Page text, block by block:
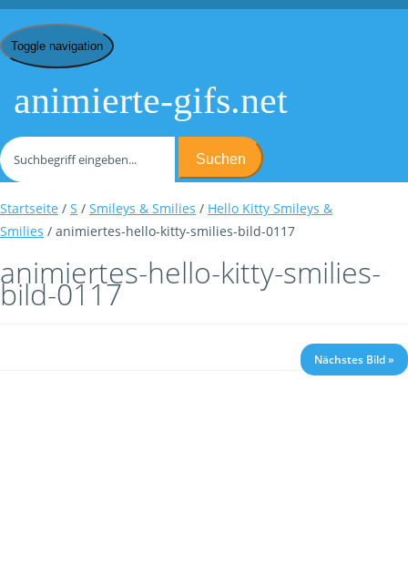
Toggle navigation
animierte-gifs.net
Suchen
Startseite / S / Smileys & Smilies / Hello Kitty Smileys &
Smilies / animiertes-hello-kitty-smilies-bild-0117
animiertes-hello-kitty-smilies-
bild-0117
Nächstes Bild »